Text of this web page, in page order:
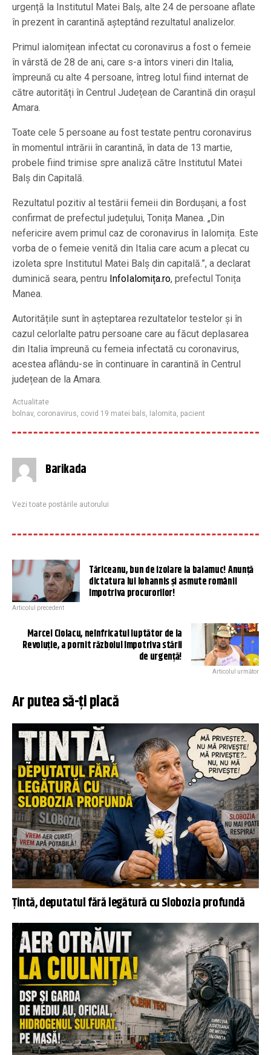
urgență la Institutul Matei Balș, alte 24 de persoane aflate
în prezent în carantină așteptând rezultatul analizelor.
Primul ialomițean infectat cu coronavirus a fost o femeie
în vârstă de 28 de ani, care s-a întors vineri din Italia,
împreună cu alte 4 persoane, întreg lotul fiind internat de
către autorități în Centrul Județean de Carantină din orașul
Amara.
Toate cele 5 persoane au fost testate pentru coronavirus
în momentul intrării în carantină, în data de 13 martie,
probele fiind trimise spre analiză către Institutul Matei
Balș din Capitală.
Rezultatul pozitiv al testării femeii din Bordușani, a fost
confirmat de prefectul județului, Tonița Manea. „Din
nefericire avem primul caz de coronavirus în Ialomița. Este
vorba de o femeie venită din Italia care acum a plecat cu
izoleta spre Institutul Matei Balș din capitală.”, a declarat
duminică seara, pentru InfoIalomița.ro, prefectul Tonița
Manea.
Autoritățile sunt în așteptarea rezultatelor testelor și în
cazul celorlalte patru persoane care au făcut deplasarea
din Italia împreună cu femeia infectată cu coronavirus,
acestea aflându-se în continuare în carantină în Centrul
județean de la Amara.
Actualitate
bolnav, coronavirus, covid 19 matei bals, Ialomita, pacient
Barikada
Vezi toate postările autorului
Tăriceanu, bun de izolare la balamuc! Anunță
dictatura lui Iohannis și asmute românii
împotriva procurorilor!
Articolul precedent
Marcel Ciolacu, neînfricatul luptător de la
Revoluție, a pornit războiul împotriva stării
de urgență!
Articolul următor
Ar putea să-ți placă
Țintă, deputatul fără legătură cu Slobozia profundă